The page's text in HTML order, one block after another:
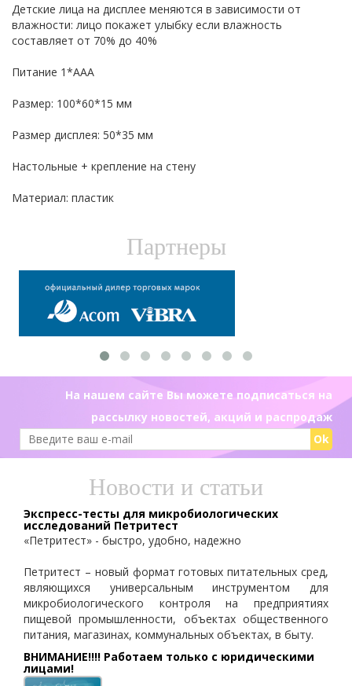
Детские лица на дисплее меняются в зависимости от
влажности: лицо покажет улыбку если влажность
составляет от 70% до 40%
Питание 1*ААА
Размер: 100*60*15 мм
Размер дисплея: 50*35 мм
Настольные + крепление на стену
Материал: пластик
Партнеры
На нашем сайте Вы можете подписаться на
рассылку новостей, акций и распродаж
Ok
Новости и статьи
Экспресс-тесты для микробиологических
исследований Петритест
«Петритест» - быстро, удобно, надежно
Петритест – новый формат готовых питательных сред,
являющихся универсальным инструментом для
микробиологического контроля на предприятиях
пищевой промышленности, объектах общественного
питания, магазинах, коммунальных объектах, в быту.
ВНИМАНИЕ!!!! Работаем только с юридическими
лицами!